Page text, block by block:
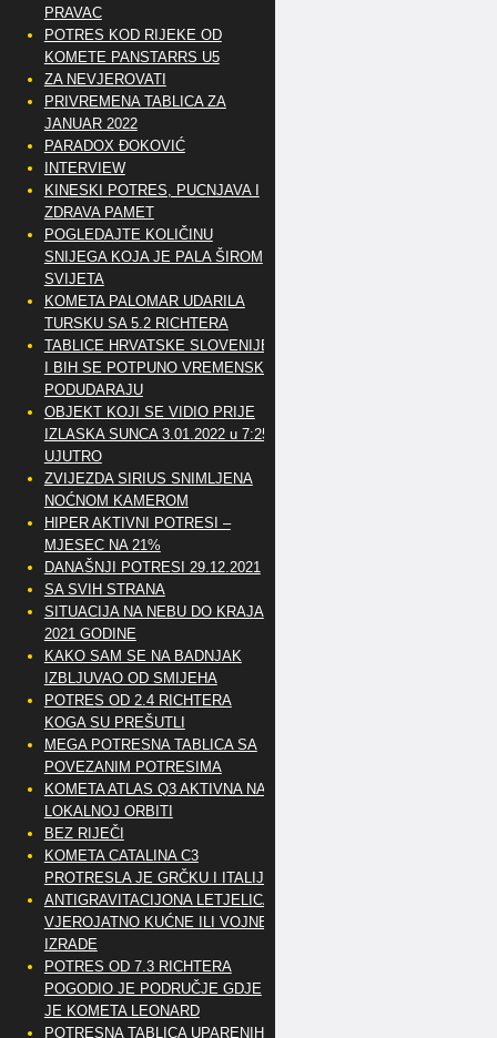
PRAVAC
POTRES KOD RIJEKE OD
KOMETE PANSTARRS U5
ZA NEVJEROVATI
PRIVREMENA TABLICA ZA
JANUAR 2022
PARADOX ĐOKOVIĆ
INTERVIEW
KINESKI POTRES, PUCNJAVA I
ZDRAVA PAMET
POGLEDAJTE KOLIČINU
SNIJEGA KOJA JE PALA ŠIROM
SVIJETA
KOMETA PALOMAR UDARILA
TURSKU SA 5.2 RICHTERA
TABLICE HRVATSKE SLOVENIJE
I BIH SE POTPUNO VREMENSKI
PODUDARAJU
OBJEKT KOJI SE VIDIO PRIJE
IZLASKA SUNCA 3.01.2022 u 7:25
UJUTRO
ZVIJEZDA SIRIUS SNIMLJENA
NOĆNOM KAMEROM
HIPER AKTIVNI POTRESI –
MJESEC NA 21%
DANAŠNJI POTRESI 29.12.2021
SA SVIH STRANA
SITUACIJA NA NEBU DO KRAJA
2021 GODINE
KAKO SAM SE NA BADNJAK
IZBLJUVAO OD SMIJEHA
POTRES OD 2.4 RICHTERA
KOGA SU PREŠUTLI
MEGA POTRESNA TABLICA SA
POVEZANIM POTRESIMA
KOMETA ATLAS Q3 AKTIVNA NA
LOKALNOJ ORBITI
BEZ RIJEČI
KOMETA CATALINA C3
PROTRESLA JE GRČKU I ITALIJU
ANTIGRAVITACIJONA LETJELICA
VJEROJATNO KUĆNE ILI VOJNE
IZRADE
POTRES OD 7.3 RICHTERA
POGODIO JE PODRUČJE GDJE
JE KOMETA LEONARD
POTRESNA TABLICA UPARENIH